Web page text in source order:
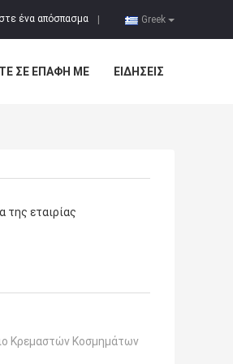
Greek
ένα απόσπασμα
ΣΕ ΕΠΑΦΉ ΜΕ ΕΙΔΉΣΕΙΣ
της εταιρίας
Κρεμαστών Κοσμημάτων